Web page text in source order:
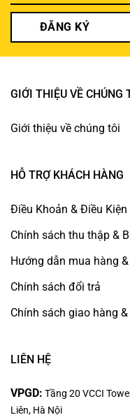
ĐĂNG KÝ
GIỚI THIỆU VỀ CHÚNG
Giới thiệu về chúng tôi
HỖ TRỢ KHÁCH HÀNG
Điều Khoản & Điều Kiện
Chính sách thu thập &
Hướng dẫn mua hàng
Chính sách đổi trả
Chính sách giao hàng
LIÊN HỆ
VPGD: Tầng 20 VCCI
Liên, Hà Nội